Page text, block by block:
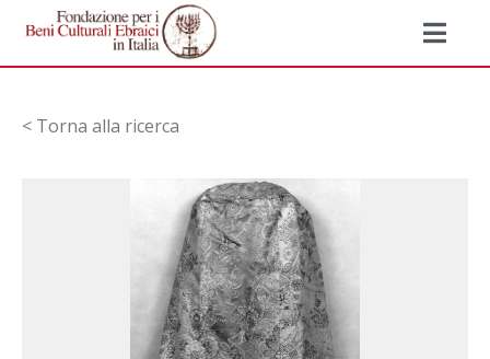
< Torna alla ricerca